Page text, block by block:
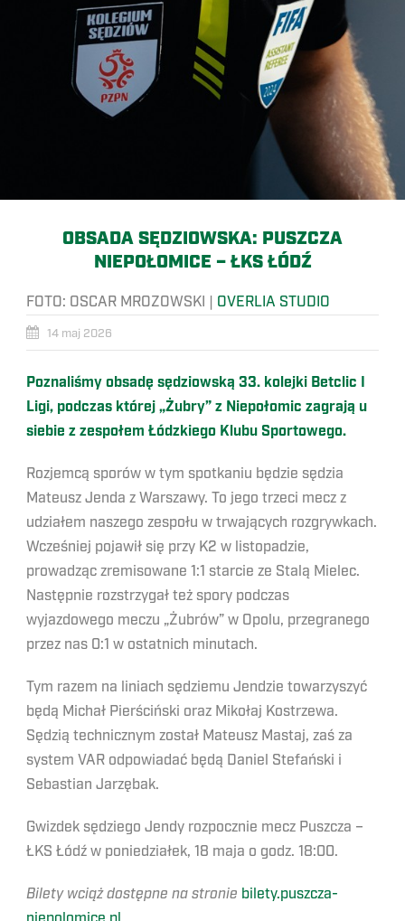
OBSADA SĘDZIOWSKA: PUSZCZA
NIEPOŁOMICE – ŁKS ŁÓDŹ
FOTO: OSCAR MROZOWSKI OVERLIA STUDIO
14 maj 2026
Poznaliśmy obsadę sędziowską 33. kolejki Betclic I
Ligi, podczas której „Żubry” z Niepołomic zagrają u
siebie z zespołem Łódzkiego Klubu Sportowego.
Rozjemcą sporów w tym spotkaniu będzie sędzia
Mateusz Jenda z Warszawy. To jego trzeci mecz z
udziałem naszego zespołu w trwających rozgrywkach.
Wcześniej pojawił się przy K2 w listopadzie,
prowadząc zremisowane 1:1 starcie ze Stalą Mielec.
Następnie rozstrzygał też spory podczas
wyjazdowego meczu „Żubrów” w Opolu, przegranego
przez nas 0:1 w ostatnich minutach.
Tym razem na liniach sędziemu Jendzie towarzyszyć
będą Michał Pierściński oraz Mikołaj Kostrzewa.
Sędzią technicznym został Mateusz Mastaj, zaś za
system VAR odpowiadać będą Daniel Stefański i
Sebastian Jarzębak.
Gwizdek sędziego Jendy rozpocznie mecz Puszcza –
ŁKS Łódź w poniedziałek, 18 maja o godz. 18:00.
Bilety wciąż dostępne na stronie bilety.puszcza-